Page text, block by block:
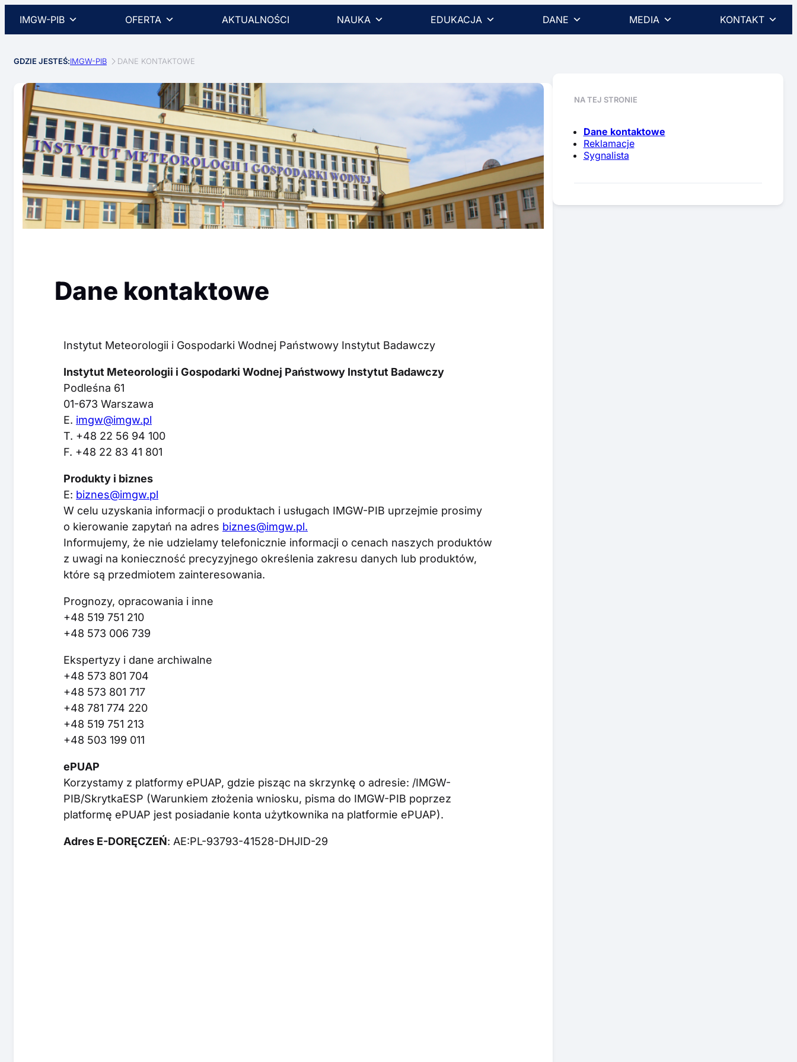
IMGW-PIB OFERTA AKTUALNOŚCI NAUKA EDUKACJA DANE MEDIA KONTAKT
GDZIE JESTEŚ:IMGW-PIB DANE KONTAKTOWE
Dane kontaktowe
Instytut Meteorologii i Gospodarki Wodnej Państwowy Instytut Badawczy
Instytut Meteorologii i Gospodarki Wodnej Państwowy Instytut Badawczy
Podleśna 61
01-673 Warszawa
E. imgw@imgw.pl
T. +48 22 56 94 100
F. +48 22 83 41 801
Produkty i biznes
E: biznes@imgw.pl
W celu uzyskania informacji o produktach i usługach IMGW-PIB uprzejmie prosimy
o kierowanie zapytań na adres biznes@imgw.pl.
Informujemy, że nie udzielamy telefonicznie informacji o cenach naszych produktów
z uwagi na konieczność precyzyjnego określenia zakresu danych lub produktów,
które są przedmiotem zainteresowania.
Prognozy, opracowania i inne
+48 519 751 210
+48 573 006 739
Ekspertyzy i dane archiwalne
+48 573 801 704
+48 573 801 717
+48 781 774 220
+48 519 751 213
+48 503 199 011
ePUAP
Korzystamy z platformy ePUAP, gdzie pisząc na skrzynkę o adresie: /IMGW-
PIB/SkrytkaESP (Warunkiem złożenia wniosku, pisma do IMGW-PIB poprzez
platformę ePUAP jest posiadanie konta użytkownika na platformie ePUAP).
Adres E-DORĘCZEŃ: AE:PL-93793-41528-DHJID-29
NA TEJ STRONIE
Dane kontaktowe
Reklamacje
Sygnalista